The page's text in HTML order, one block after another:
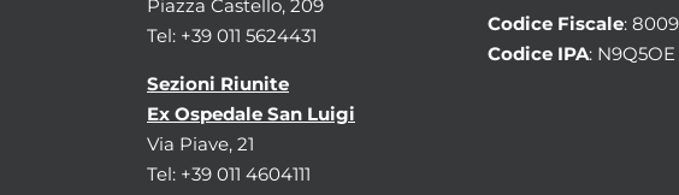
Piazza Castello, 209
Tel: +39 011 5624431
Sezioni Riunite
Ex Ospedale San Luigi
Via Piave, 21
Tel: +39 011 4604111
Codice Fiscale:
Codice IPA: N9Q5OE